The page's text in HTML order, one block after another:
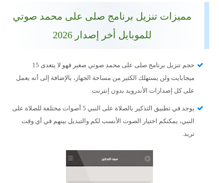
مميزات تنزيل برنامج صلى على محمد صوتي
للموبايل أخر إصدار 2026
حجم تنزيل برنامج صلى على محمد صوتي صغير فهو لا يتعدى 15
ميجابايت ولن يستهلك الكثير من مساحة الجهاز، بالإضافة إلى أنه يعمل
على كل إصدارات الأندرويد بدون إنترنت.
يوجد في تطبيق التذكير بالصلاة على النبي 5 أصوات مختلفة للصلاة على
النبي، يمكنكم اختيار الصوت الأنسب لكم والتبديل بينهم في أي وقت
تريد.